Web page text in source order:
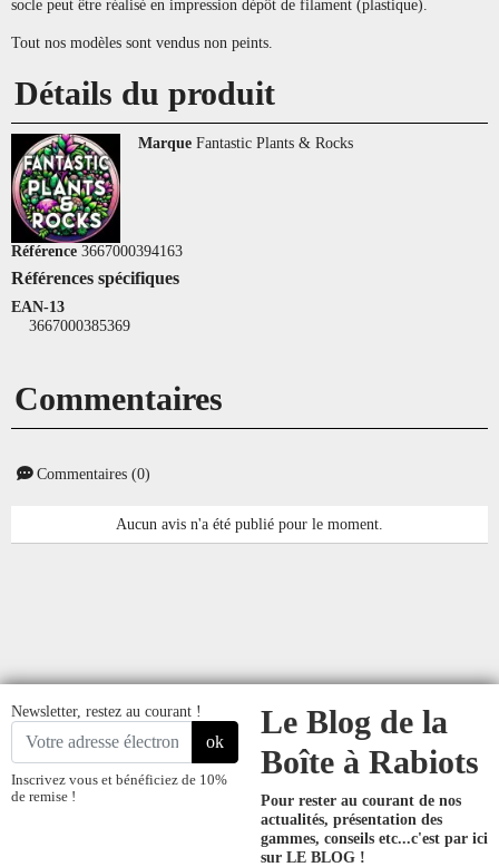
socle peut être réalisé en impression dépôt de filament (plastique).
Tout nos modèles sont vendus non peints.
Détails du produit
Marque Fantastic Plants & Rocks
Référence 3667000394163
Références spécifiques
EAN-13
3667000385369
Commentaires
Commentaires (0)
Aucun avis n'a été publié pour le moment.
Newsletter, restez au courant !
ok
Inscrivez vous et bénéficiez de 10%
de remise !
Le Blog de la
Boîte à Rabiots
Pour rester au courant de nos
actualités, présentation des
gammes, conseils etc...c'est par ici
sur LE BLOG !